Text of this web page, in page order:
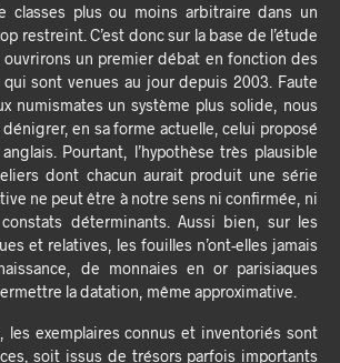
classes plus ou moins arbitraire dans un
restreint. C’est donc sur la base de l’étude
ouvrirons un premier débat en fonction des
sont venues au jour depuis 2003. Faute
numismates un système plus solide, nous
en sa forme actuelle, celui proposé
Pourtant, l’hypothèse très plausible
dont chacun aurait produit une série
ne peut être à notre sens ni confirmée, ni
déterminants. Aussi bien, sur les
et relatives, les fouilles n’ont-elles jamais
de monnaies en or parisiaques
la datation, même approximative.
les exemplaires connus et inventoriés sont
soit issus de trésors parfois importants